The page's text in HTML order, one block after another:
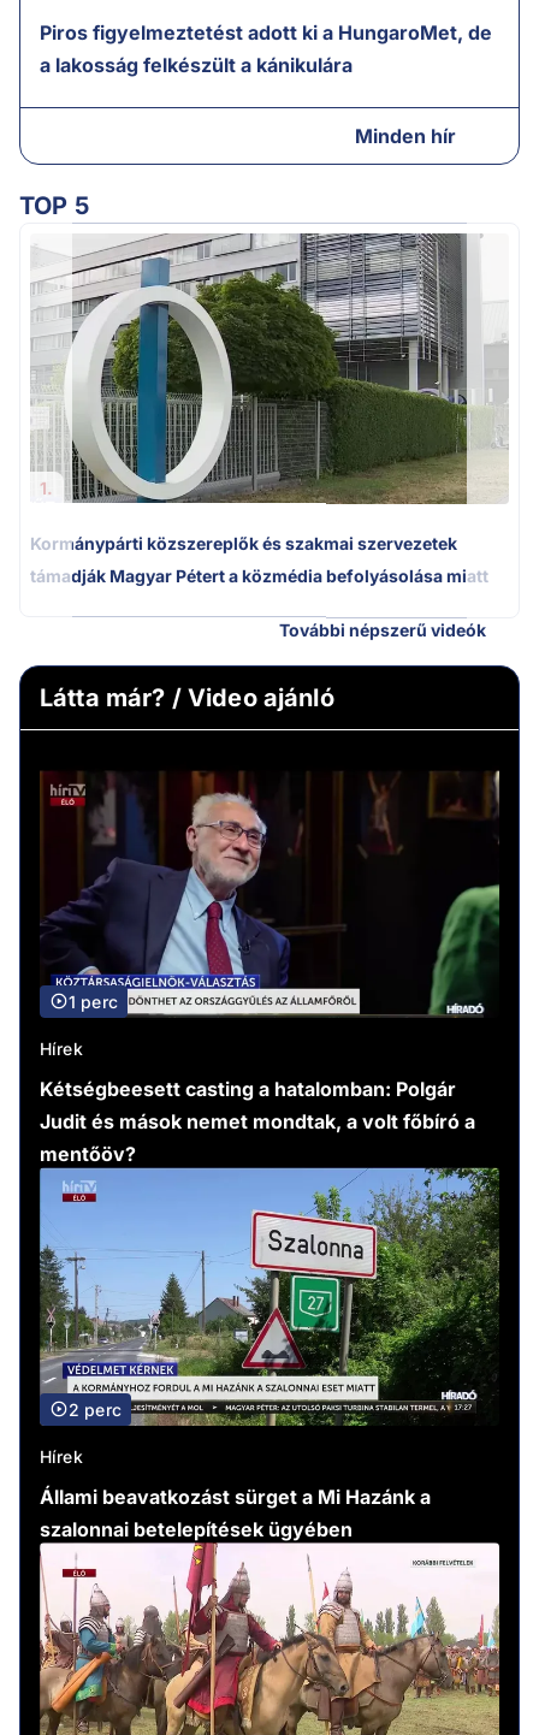
Piros figyelmeztetést adott ki a HungaroMet, de
a lakosság felkészült a kánikulára
Minden hír
TOP 5
1.
Kormánypárti közszereplők és szakmai szervezetek
támadják Magyar Pétert a közmédia befolyásolása miatt
További népszerű videók
Látta már? / Video ajánló
1 perc
Hírek
Kétségbeesett casting a hatalomban: Polgár
Judit és mások nemet mondtak, a volt főbíró a
mentőöv?
2 perc
Hírek
Állami beavatkozást sürget a Mi Hazánk a
szalonnai betelepítések ügyében